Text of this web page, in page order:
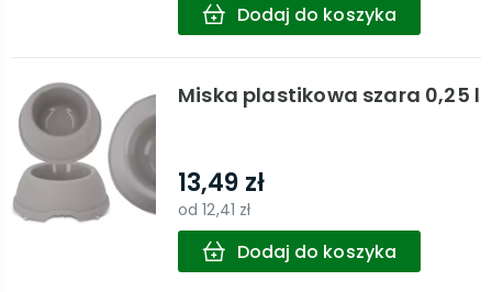
Dodaj do koszyka
Miska plastikowa szara 0,25 l
13,49 zł
od12,41 zł
Dodaj do koszyka